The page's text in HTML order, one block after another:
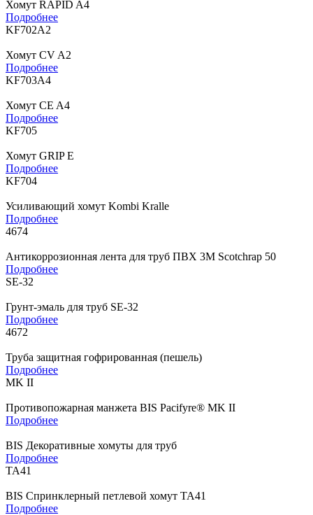
Хомут RAPID A4
Подробнее
KF702A2
Хомут CV A2
Подробнее
KF703A4
Хомут CE A4
Подробнее
KF705
Хомут GRIP E
Подробнее
KF704
Усиливающий хомут Kombi Kralle
Подробнее
4674
Антикоррозионная лента для труб ПВХ 3M Scotchrap 50
Подробнее
SE-32
Грунт-эмаль для труб SE-32
Подробнее
4672
Труба защитная гофрированная (пешель)
Подробнее
MK II
Противопожарная манжета BIS Pacifyre® MK II
Подробнее
BIS Декоративные хомуты для труб
Подробнее
TA41
BIS Спринклерный петлевой хомут TA41
Подробнее